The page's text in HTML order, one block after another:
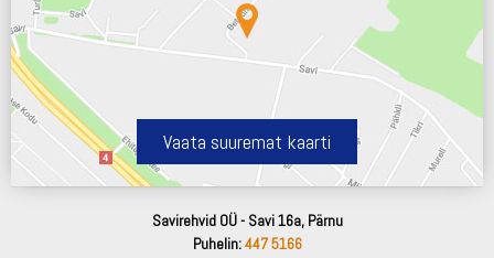
Vaata suuremat kaarti
Savirehvid OÜ - Savi 16a, Pärnu
Puhelin:447 5166